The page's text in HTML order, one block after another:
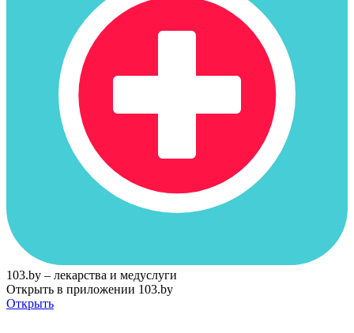
103.by – лекарства и медуслуги
Открыть в приложении 103.by
Открыть